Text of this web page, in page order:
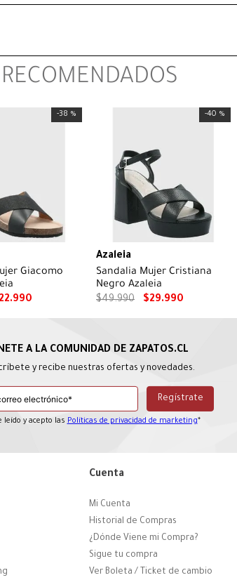
RECOMENDADOS
-38 %
Giacomo
22.990
-40 %
Azaleia
Sandalia Mujer Cristiana
Negro Azaleia
$49.990 $29.990
y recibe nuestras ofertas y novedades.
leído y acepto las Políticas de privacidad de marketing*
Cuenta
Mi Cuenta
Historial de Compras
¿Dónde Viene mi Compra?
Sigue tu compra
Ver Boleta / Ticket de cambio